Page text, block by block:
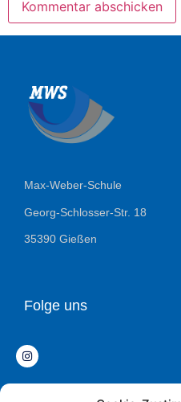
Max-Weber-Schule
Georg-Schlosser-Str. 18
35390 Gießen
Folge uns